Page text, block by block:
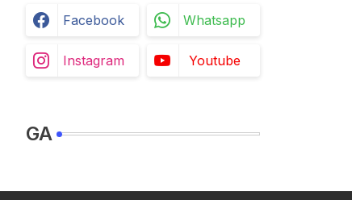
Facebook Whatsapp
Instagram Youtube
GA